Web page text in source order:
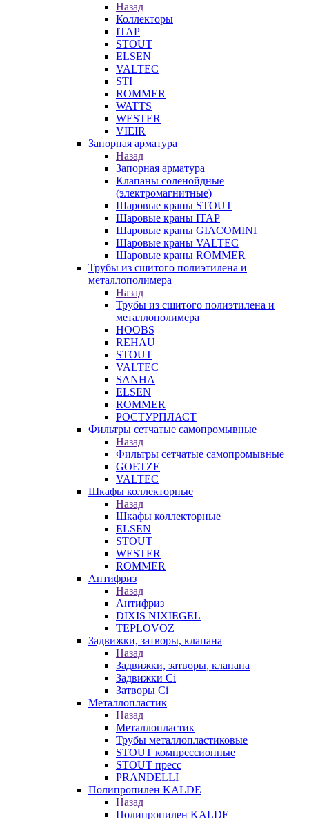
Назад
Коллекторы
ITAP
STOUT
ELSEN
VALTEC
STI
ROMMER
WATTS
WESTER
VIEIR
Запорная арматура
Назад
Запорная арматура
Клапаны соленойдные
(электромагнитные)
Шаровые краны STOUT
Шаровые краны ITAP
Шаровые краны GIACOMINI
Шаровые краны VALTEC
Шаровые краны ROMMER
Трубы из сшитого полиэтилена и
металлополимера
Назад
Трубы из сшитого полиэтилена и
металлополимера
HOOBS
REHAU
STOUT
VALTEC
SANHA
ELSEN
ROMMER
РОСТУРПЛАСТ
Фильтры сетчатые самопромывные
Назад
Фильтры сетчатые самопромывные
GOETZE
VALTEC
Шкафы коллекторные
Назад
Шкафы коллекторные
ELSEN
STOUT
WESTER
ROMMER
Антифриз
Назад
Антифриз
DIXIS NIXIEGEL
TEPLOVOZ
Задвижки, затворы, клапана
Назад
Задвижки, затворы, клапана
Задвижки Ci
Затворы Ci
Металлопластик
Назад
Металлопластик
Трубы металлопластиковые
STOUT компрессионные
STOUT пресс
PRANDELLI
Полипропилен KALDE
Назад
Полипропилен KALDE